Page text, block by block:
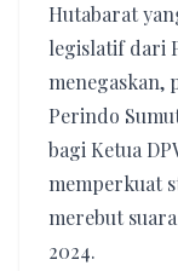
Hutabarat
legislatif dari
menegaskan,
Perindo
bagi Ketua
memperkuat
merebut
2024.